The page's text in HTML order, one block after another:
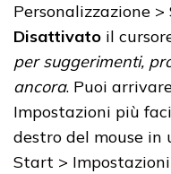
Personalizzazione
Disattivato il
per suggerimenti,
ancora. Puoi
Impostazioni più
destro del mouse
Start >